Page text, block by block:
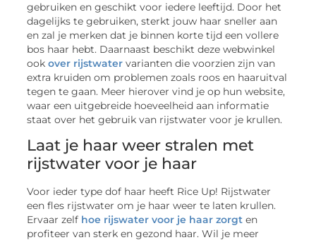
gebruiken en geschikt voor iedere leeftijd. Door het
dagelijks te gebruiken, sterkt jouw haar sneller aan
en zal je merken dat je binnen korte tijd een vollere
bos haar hebt. Daarnaast beschikt deze webwinkel
ookover rijstwater varianten die voorzien zijn van
extra kruiden om problemen zoals roos en haaruitval
tegen te gaan. Meer hierover vind je op hun website,
waar een uitgebreide hoeveelheid aan informatie
staat over het gebruik van rijstwater voor je krullen.
Laat je haar weer stralen met
rijstwater voor je haar
Voor ieder type dof haar heeft Rice Up! Rijstwater
een fles rijstwater om je haar weer te laten krullen.
Ervaar zelf hoe rijswater voor je haar zorgt en
profiteer van sterk en gezond haar. Wil je meer